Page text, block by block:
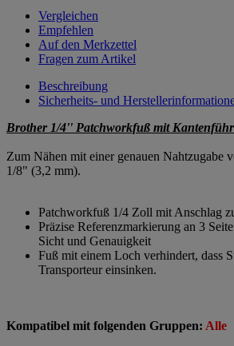
Vergleichen
Empfehlen
Auf den Merkzettel
Fragen zum Artikel
Beschreibung
Sicherheits- und
Brother 1/4'' Patchworkfuß mit
Zum Nähen mit einer genauen Nahtzugabe
1/8" (3,2 mm).
Patchworkfuß 1/4 Zoll mit Anschlag
Präzise Referenzmarkierung an 3
Sicht und Genauigkeit
Fuß mit einem Loch verhindert, dass
Transporteur einsinken.
Kompatibel mit folgenden Gruppen: Alle